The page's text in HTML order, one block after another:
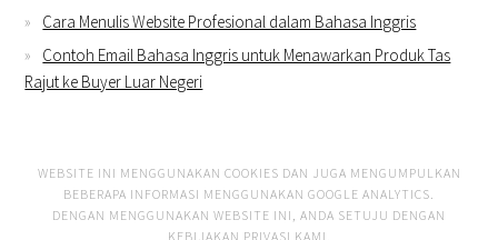
Cara Menulis Website Profesional dalam Bahasa Inggris
Contoh Email Bahasa Inggris untuk Menawarkan Produk Tas
Rajut ke Buyer Luar Negeri
WEBSITE INI MENGGUNAKAN COOKIES DAN JUGA MENGUMPULKAN
BEBERAPA INFORMASI MENGGUNAKAN GOOGLE ANALYTICS.
DENGAN MENGGUNAKAN WEBSITE INI, ANDA SETUJU DENGAN
KEBIJAKAN PRIVASI KAMI